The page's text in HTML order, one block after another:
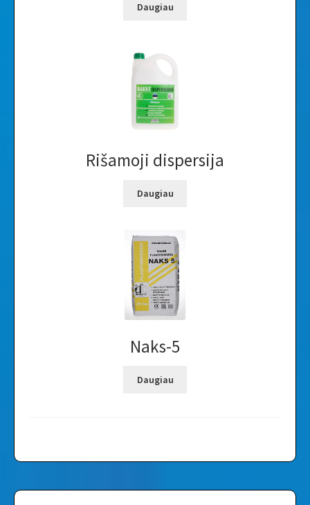
Daugiau
Rišamoji dispersija
Daugiau
Naks-5
Daugiau